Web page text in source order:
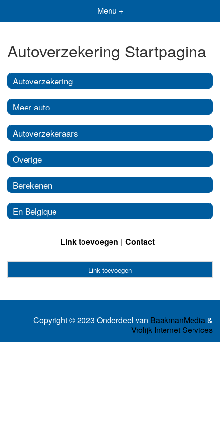
Menu +
Autoverzekering Startpagina
Autoverzekering
Meer auto
Autoverzekeraars
Overige
Berekenen
En Belgique
Link toevoegen Contact
Link toevoegen
Copyright © 2023 Onderdeel van BaakmanMedia&
Vrolijk Internet Services